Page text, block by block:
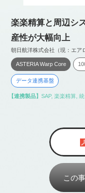
楽楽精算と周辺シ
産性が大幅向上
朝日航洋株式会社（現：エア
ASTERIA Warp Core
データ連携基盤
【連携製品】 SAP, 楽楽精算,
この